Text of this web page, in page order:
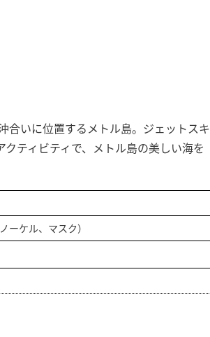
いに位置するメトル島。ジェットスキ
ティビティで、メトル島の美しい海を
ーケル、マスク）